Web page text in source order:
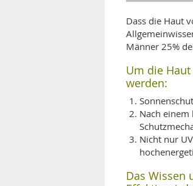
Dass die Haut
Männer 25%
Um die
werden:
Nach
Nicht nur
Das Wissen